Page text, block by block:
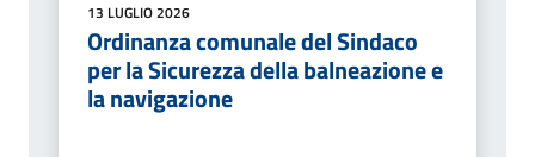
13 LUGLIO 2026
Ordinanza comunale del Sindaco
per la Sicurezza della balneazione e
la navigazione